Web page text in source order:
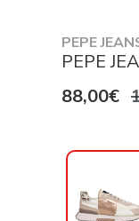
PEPE
PEPE
88,00€